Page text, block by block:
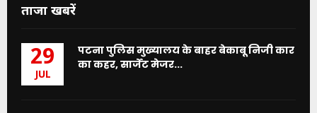
ताजा खबरें
29
JUL
पटना पुलिस मुख्यालय के बाहर बेकाबू निजी कार
का कहर, सार्जेंट मेजर...